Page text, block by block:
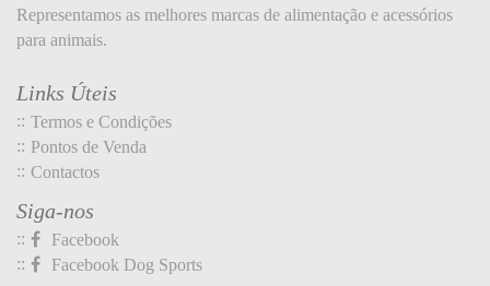
Representamos as melhores marcas de alimentação e acessórios
para animais.
Links Úteis
Termos e Condições
Pontos de Venda
Contactos
Siga-nos
Facebook
Facebook Dog Sports